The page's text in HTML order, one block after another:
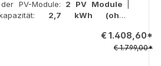
PV-Module: 2 PV Module
2,7 kWh (ohne
€ 1.408,60*
€ 1.799,00*